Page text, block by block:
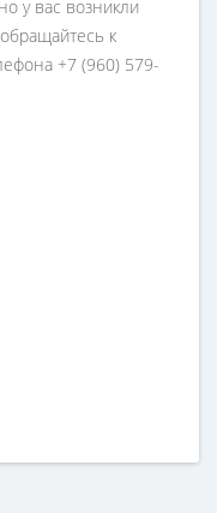
у вас возникли
к
+7 (960) 579-